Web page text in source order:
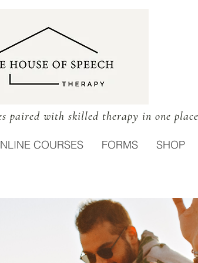
paired with skilled therapy in one
COURSES FORMS SHOP